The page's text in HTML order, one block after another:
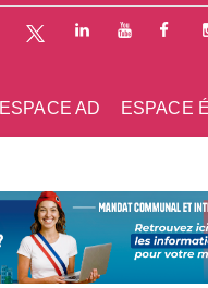
ESPACE
ESPACE AD